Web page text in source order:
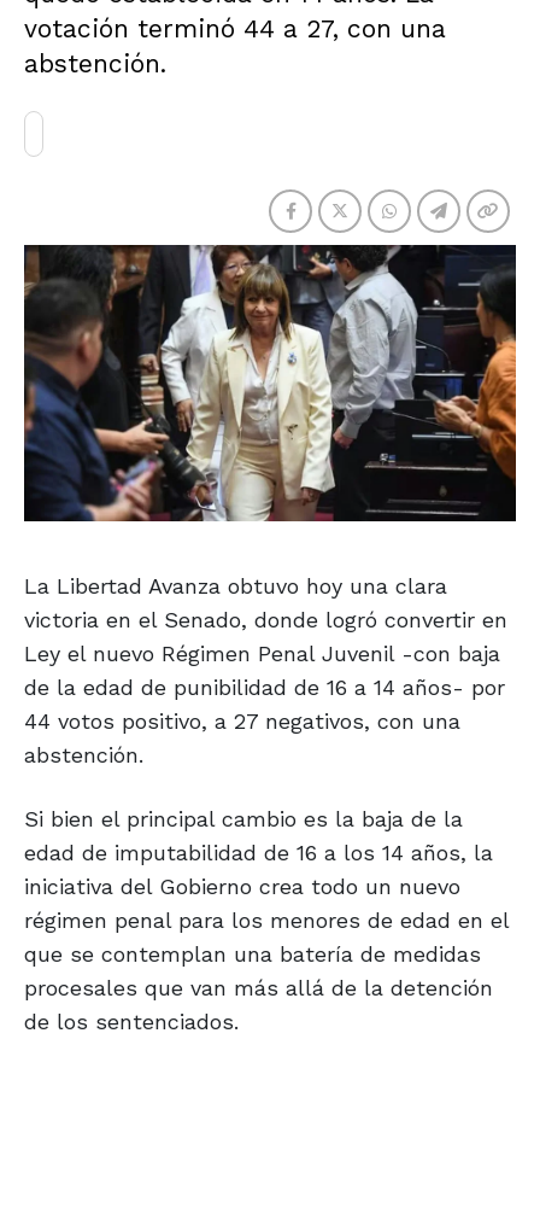
votación terminó 44 a 27, con una
abstención.
La Libertad Avanza obtuvo hoy una clara
victoria en el Senado, donde logró convertir en
Ley el nuevo Régimen Penal Juvenil -con baja
de la edad de punibilidad de 16 a 14 años- por
44 votos positivo, a 27 negativos, con una
abstención.
Si bien el principal cambio es la baja de la
edad de imputabilidad de 16 a los 14 años, la
iniciativa del Gobierno crea todo un nuevo
régimen penal para los menores de edad en el
que se contemplan una batería de medidas
procesales que van más allá de la detención
de los sentenciados.